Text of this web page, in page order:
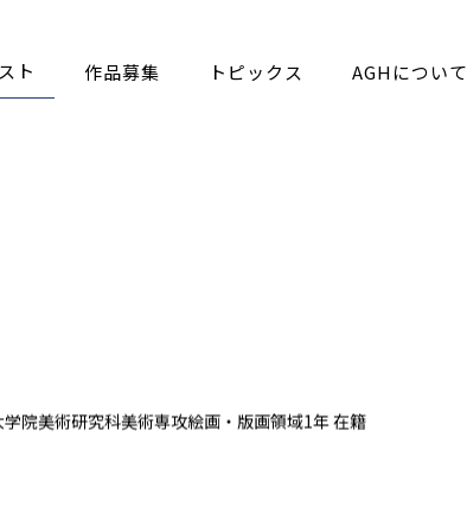
ト 作品募集 トピックス AGHについて
院美術研究科美術専攻絵画・版画領域1年 在籍